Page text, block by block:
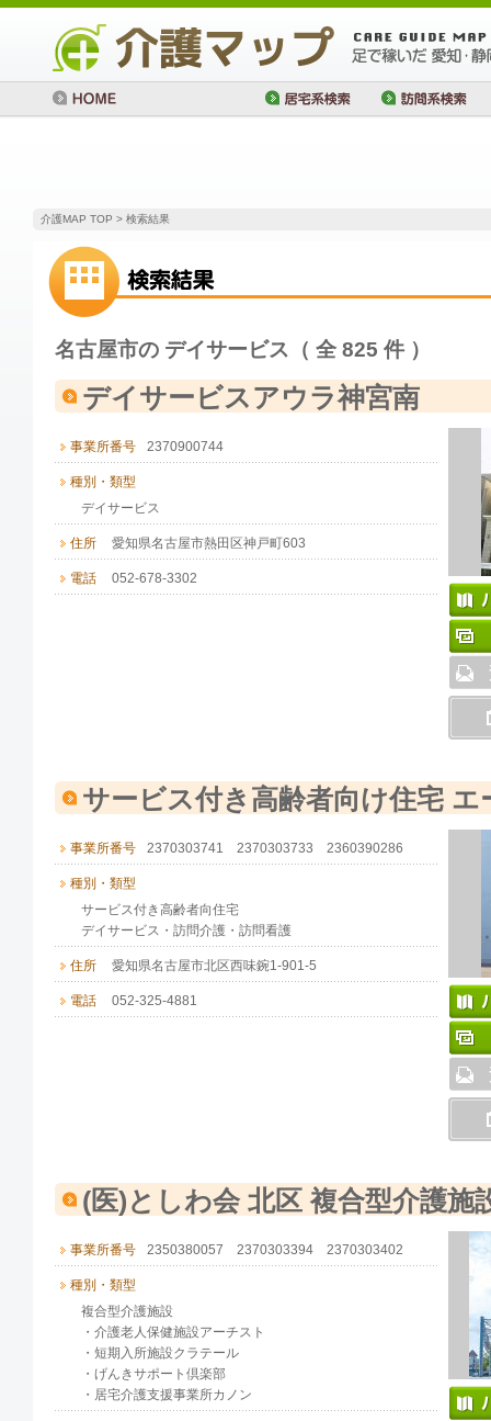
介護MAP TOP > 検索結果
名古屋市の デイサービス（ 全 825 件 ）
デイサービスアウラ神宮南
事業所番号 2370900744
種別・類型
デイサービス
住所 愛知県名古屋市熱田区神戸町603
電話 052-678-3302
サービス付き高齢者向け住宅
事業所番号 2370303741 2370303733 2360390286
種別・類型
サービス付き高齢者向住宅
デイサービス・訪問介護・訪問看護
住所 愛知県名古屋市北区西味鋺1-901-5
電話 052-325-4881
(医)としわ会 北区 複合型介護施
事業所番号 2350380057 2370303394 2370303402
種別・類型
複合型介護施設
・介護老人保健施設アーチスト
・短期入所施設クラテール
・げんきサポート倶楽部
・居宅介護支援事業所カノン